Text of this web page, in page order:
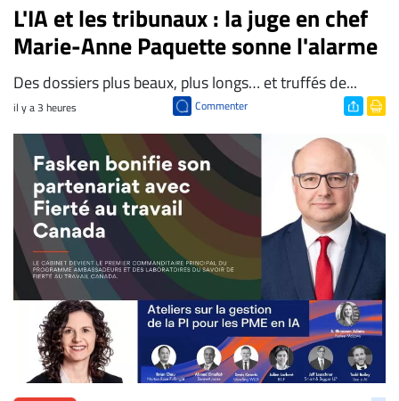
L'IA et les tribunaux : la juge en chef
Marie-Anne Paquette sonne l'alarme
Des dossiers plus beaux, plus longs… et truffés de...
il y a 3 heures Commenter